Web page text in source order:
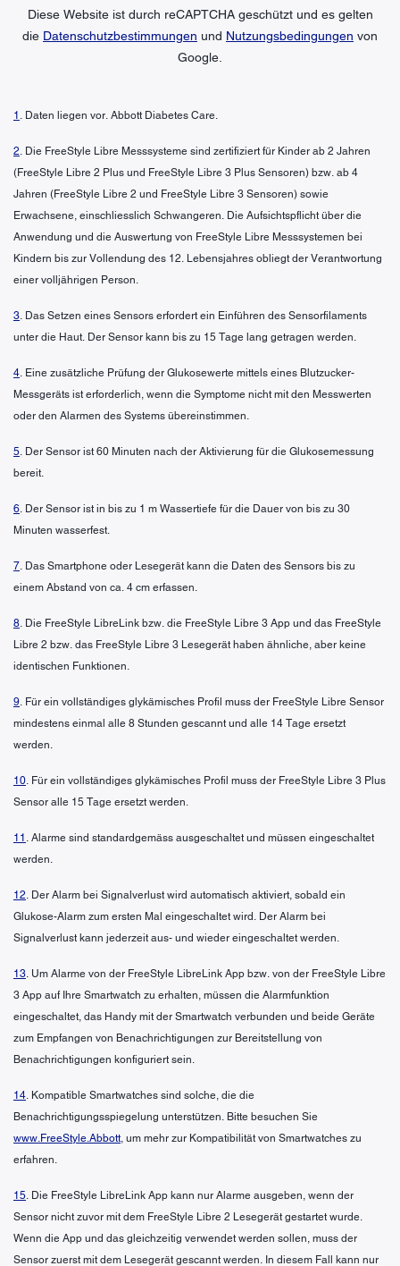
Diese Website ist durch reCAPTCHA geschützt und es gelten
die Datenschutzbestimmungen und Nutzungsbedingungen von
Google.
1 . Daten liegen vor. Abbott Diabetes Care.
2 . Die FreeStyle Libre Messsysteme sind zertifiziert für Kinder ab 2 Jahren
(FreeStyle Libre 2 Plus und FreeStyle Libre 3 Plus Sensoren) bzw. ab 4
Jahren (FreeStyle Libre 2 und FreeStyle Libre 3 Sensoren) sowie
Erwachsene, einschliesslich Schwangeren. Die Aufsichtspflicht über die
Anwendung und die Auswertung von FreeStyle Libre Messsystemen bei
Kindern bis zur Vollendung des 12. Lebensjahres obliegt der Verantwortung
einer volljährigen Person.
3 . Das Setzen eines Sensors erfordert ein Einführen des Sensorfilaments
unter die Haut. Der Sensor kann bis zu 15 Tage lang getragen werden.
4 . Eine zusätzliche Prüfung der Glukosewerte mittels eines Blutzucker-
Messgeräts ist erforderlich, wenn die Symptome nicht mit den Messwerten
oder den Alarmen des Systems übereinstimmen.
5 . Der Sensor ist 60 Minuten nach der Aktivierung für die Glukosemessung
bereit.
6 . Der Sensor ist in bis zu 1 m Wassertiefe für die Dauer von bis zu 30
Minuten wasserfest.
7 . Das Smartphone oder Lesegerät kann die Daten des Sensors bis zu
einem Abstand von ca. 4 cm erfassen.
8 . Die FreeStyle LibreLink bzw. die FreeStyle Libre 3 App und das FreeStyle
Libre 2 bzw. das FreeStyle Libre 3 Lesegerät haben ähnliche, aber keine
identischen Funktionen.
9 . Für ein vollständiges glykämisches Profil muss der FreeStyle Libre Sensor
mindestens einmal alle 8 Stunden gescannt und alle 14 Tage ersetzt
werden.
10 . Für ein vollständiges glykämisches Profil muss der FreeStyle Libre 3 Plus
Sensor alle 15 Tage ersetzt werden.
11 . Alarme sind standardgemäss ausgeschaltet und müssen eingeschaltet
werden.
12 . Der Alarm bei Signalverlust wird automatisch aktiviert, sobald ein
Glukose-Alarm zum ersten Mal eingeschaltet wird. Der Alarm bei
Signalverlust kann jederzeit aus- und wieder eingeschaltet werden.
13 . Um Alarme von der FreeStyle LibreLink App bzw. von der FreeStyle Libre
3 App auf Ihre Smartwatch zu erhalten, müssen die Alarmfunktion
eingeschaltet, das Handy mit der Smartwatch verbunden und beide Geräte
zum Empfangen von Benachrichtigungen zur Bereitstellung von
Benachrichtigungen konfiguriert sein.
14 . Kompatible Smartwatches sind solche, die die
Benachrichtigungsspiegelung unterstützen. Bitte besuchen Sie
www.FreeStyle.Abbott , um mehr zur Kompatibilität von Smartwatches zu
erfahren.
15 . Die FreeStyle LibreLink App kann nur Alarme ausgeben, wenn der
Sensor nicht zuvor mit dem FreeStyle Libre 2 Lesegerät gestartet wurde.
Wenn die App und das gleichzeitig verwendet werden sollen, muss der
Sensor zuerst mit dem Lesegerät gescannt werden. In diesem Fall kann nur